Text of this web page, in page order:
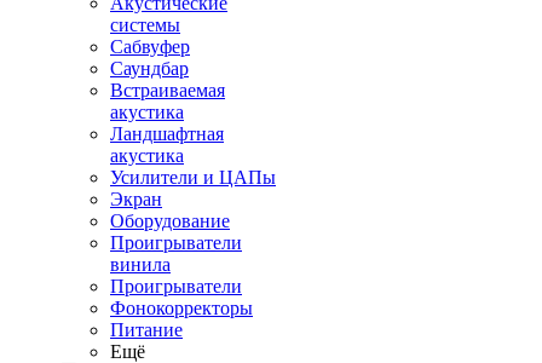
системы
Сабвуфер
Саундбар
Встраиваемая
акустика
Ландшафтная
акустика
Усилители и ЦАПы
Экран
Оборудование
Проигрыватели
винила
Проигрыватели
Фонокорректоры
Питание
Ещё